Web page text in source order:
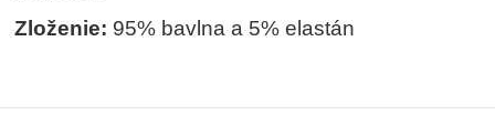
Zloženie: 95% bavlna a 5% elastán